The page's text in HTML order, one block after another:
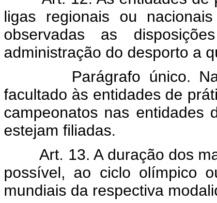
ligas regionais ou
observadas as
administração do desporto a
Parágrafo único. Na
facultado às entidades de
campeonatos nas entidades
estejam filiadas.
Art. 13. A duração dos
possível, ao ciclo olímpico
mundiais da respectiva